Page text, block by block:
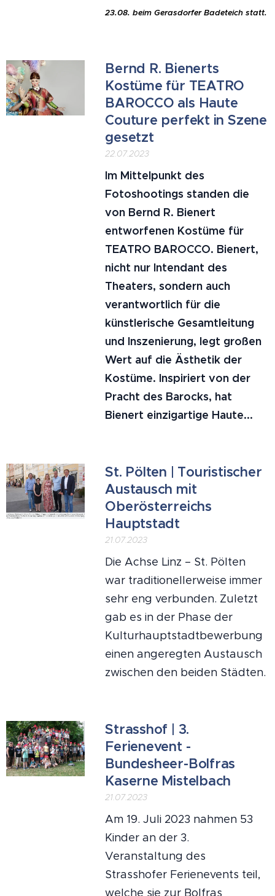
23.08. beim Gerasdorfer Badeteich statt.
Bernd R. Bienerts
Kostüme für TEATRO
BAROCCO als Haute
Couture perfekt in Szene
gesetzt
22.07.2023
Im Mittelpunkt des
Fotoshootings standen die
von Bernd R. Bienert
entworfenen Kostüme für
TEATRO BAROCCO. Bienert,
nicht nur Intendant des
Theaters, sondern auch
verantwortlich für die
künstlerische Gesamtleitung
und Inszenierung, legt großen
Wert auf die Ästhetik der
Kostüme. Inspiriert von der
Pracht des Barocks, hat
Bienert einzigartige Haute...
St. Pölten | Touristischer
Austausch mit
Oberösterreichs
Hauptstadt
21.07.2023
Die Achse Linz – St. Pölten
war traditionellerweise immer
sehr eng verbunden. Zuletzt
gab es in der Phase der
Kulturhauptstadtbewerbung
einen angeregten Austausch
zwischen den beiden Städten.
Strasshof | 3.
Ferienevent -
Bundesheer-Bolfras
Kaserne Mistelbach
21.07.2023
Am 19. Juli 2023 nahmen 53
Kinder an der 3.
Veranstaltung des
Strasshofer Ferienevents teil,
welche sie zur Bolfras